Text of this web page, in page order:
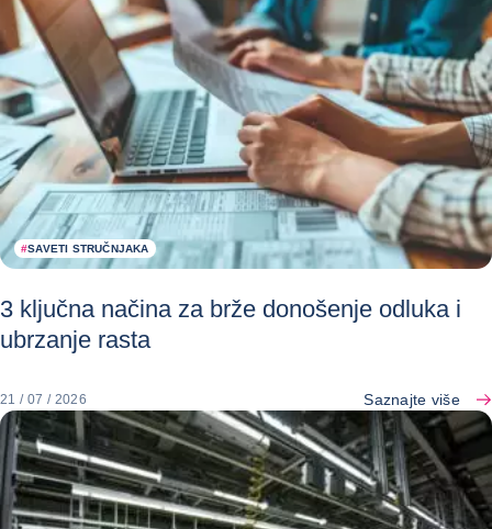
#SAVETI STRUČNJAKA
3 ključna načina za brže donošenje odluka i
ubrzanje rasta
21 / 07 / 2026 Saznajte više